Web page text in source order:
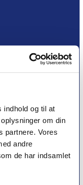
indhold og til at
om din
partnere. Vores
andre
de har indsamlet
skal
psykoterapeut